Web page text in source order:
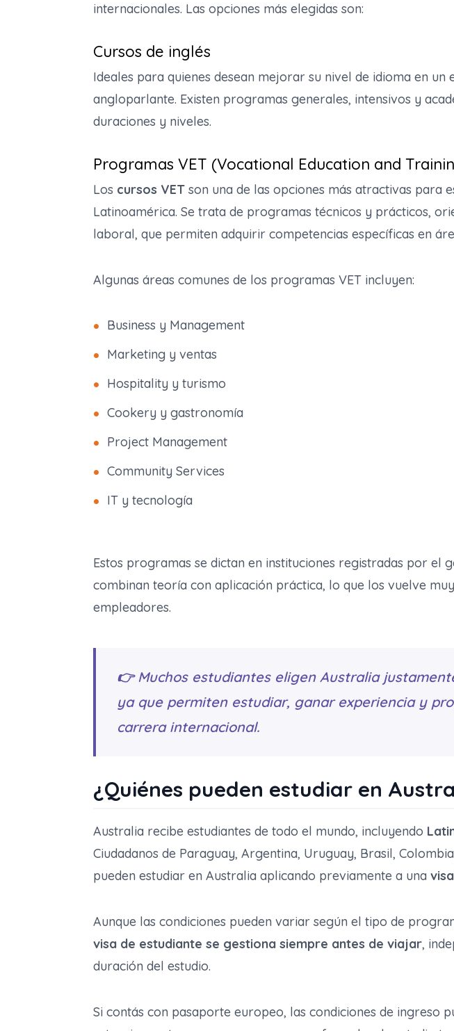
internacionales. Las opciones más elegidas son:
Cursos de inglés
Ideales para quienes desean mejorar su nivel de idioma en un
angloparlante. Existen programas generales, intensivos y
duraciones y niveles.
Programas VET (Vocational Education and
Los cursos VET son una de las opciones más atractivas para
Latinoamérica. Se trata de programas técnicos y prácticos,
laboral, que permiten adquirir competencias específicas en
Algunas áreas comunes de los programas VET incluyen:
Business y Management
Marketing y ventas
Hospitality y turismo
Cookery y gastronomía
Project Management
Community Services
IT y tecnología
Estos programas se dictan en instituciones registradas por el
combinan teoría con aplicación práctica, lo que los vuelve
empleadores.
👉 Muchos estudiantes eligen Australia
ya que permiten estudiar, ganar experiencia y
carrera internacional.
¿Quiénes pueden estudiar en
Australia recibe estudiantes de todo el mundo, incluyendo
Ciudadanos de Paraguay, Argentina, Uruguay, Brasil,
pueden estudiar en Australia aplicando previamente a una
Aunque las condiciones pueden variar según el tipo de
visa de estudiante se gestiona siempre antes de viajar,
duración del estudio.
Si contás con pasaporte europeo, las condiciones de ingreso